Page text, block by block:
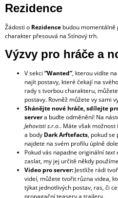
Rezidence
Žádosti o Rezidence budou momentálně
charakter přesouvá na Stínový trh.
Výzvy pro hráče a
V sekci “Wanted”, kterou vidíte
najít postavy, které čekají na
rady s tvorbou charakteru,
postavy. Rovněž můžete vy sami
Shánějte nové hráče, sdílejte
servera buďte odměněni! Na
Jehovisti s.r.o.. Máte však možnost
a body Dark Arftefacts, pokud se
najdete na svém profilu úplně
Pokud vás napadne originálnítext
zaslat, my jej určitě někdy
Video pro server: Jestliže rádi
videí, můžete tvořit různa videa,
týkat jednotlivých postav, ras, či
propagační teasery a trailery.